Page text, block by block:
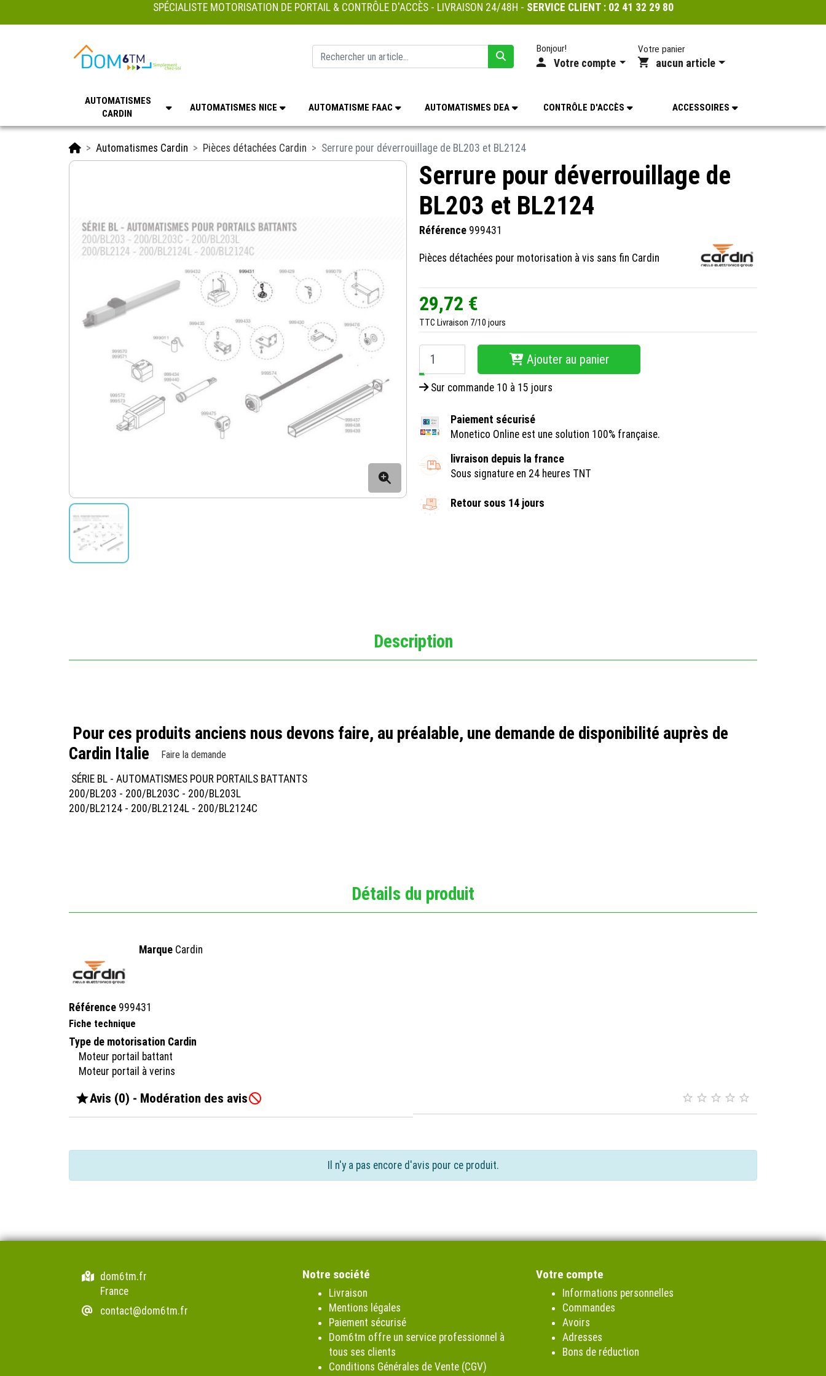
SPÉCIALISTE MOTORISATION DE PORTAIL & CONTRÔLE D'ACCÈS - LIVRAISON 24/48H - SERVICE CLIENT : 02 41 32 29 80
Bonjour!
Votre compte
Votre panier
aucun article
AUTOMATISMES
CARDIN
AUTOMATISMES NICE AUTOMATISME FAAC AUTOMATISMES DEA CONTRÔLE D'ACCÈS ACCESSOIRES
AccueilAutomatismes Cardin Pièces détachées Cardin Serrure pour déverrouillage de BL203 et BL2124
Serrure pour déverrouillage de
BL203 et BL2124
Référence 999431
Pièces détachées pour motorisation à vis sans fin Cardin
29,72 €
TTC Livraison 7/10 jours
−
Ajouter au panier
Sur commande 10 à 15 jours
Paiement sécurisé
Monetico Online est une solution 100% française.
livraison depuis la france
Sous signature en 24 heures TNT
Retour sous 14 jours
Description
Pour ces produits anciens nous devons faire, au préalable, une demande de disponibilité auprès de
Cardin Italie
Faire la demande
SÉRIE BL - AUTOMATISMES POUR PORTAILS BATTANTS
200/BL203 - 200/BL203C - 200/BL203L
200/BL2124 - 200/BL2124L - 200/BL2124C
Détails du produit
Marque Cardin
Référence 999431
Fiche technique
Type de motorisation Cardin
Moteur portail battant
Moteur portail à verins
Avis (0) - Modération des avis     
Il n'y a pas encore d'avis pour ce produit.
dom6tm.fr
France
contact@dom6tm.fr
Notre société
Livraison
Mentions légales
Paiement sécurisé
Dom6tm offre un service professionnel à
tous ses clients
Conditions Générales de Vente (CGV)
Votre compte
Informations personnelles
Commandes
Avoirs
Adresses
Bons de réduction